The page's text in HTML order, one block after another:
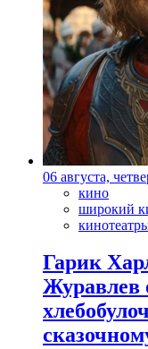
06 августа,
кино
широкий
Гарик
Журавлев